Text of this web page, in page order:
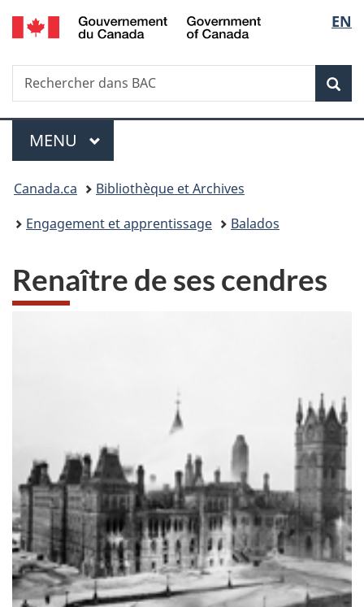
Passer
au
Passer
à
du
Passer
à
simplifiée
de
la
EN
Recherche
Rechercher
dans
Menu
MENU PRINCIPAL
Vous
êtes
Canada.ca
Bibliothèque et Archives
Engagement et apprentissage
Balados
Renaître de ses cendres